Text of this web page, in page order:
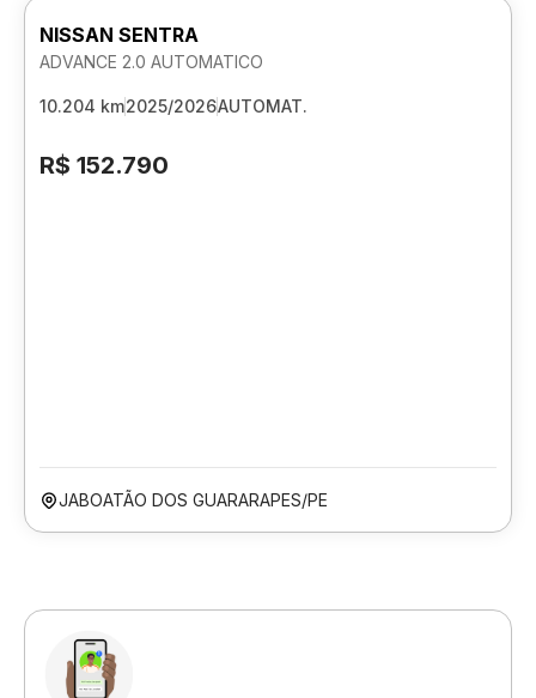
NISSAN SENTRA
ADVANCE 2.0 AUTOMATICO
10.204 km2025/2026AUTOMAT.
R$ 152.790
JABOATÃO DOS GUARARAPES/PE